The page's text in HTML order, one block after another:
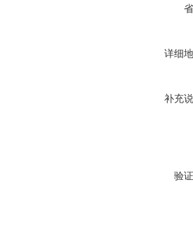
详细
补充
验